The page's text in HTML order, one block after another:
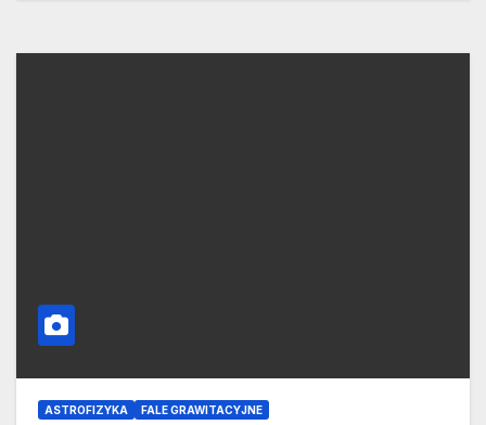
ASTROFIZYKA FALE GRAWITACYJNE